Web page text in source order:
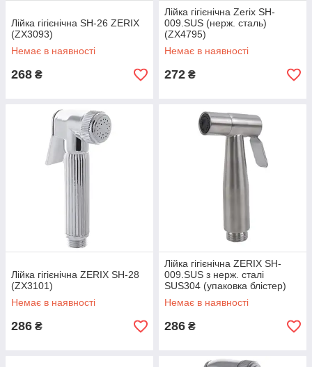
Лійка гігієнічна SH-26 ZERIX
(ZX3093)
Немає в наявності
268 ₴
Лійка гігієнічна Zerix SH-
009.SUS (нерж. сталь)
(ZX4795)
Немає в наявності
272 ₴
Лійка гігієнічна ZERIX SH-28
(ZX3101)
Немає в наявності
286 ₴
Лійка гігієнічна ZERIX SH-
009.SUS з нерж. сталі
SUS304 (упаковка блістер)
(ZX5837)
Немає в наявності
286 ₴